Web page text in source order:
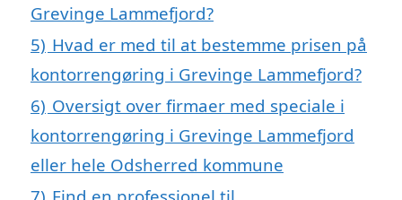
Grevinge Lammefjord?
5) Hvad er med til at bestemme prisen på
kontorrengøring i Grevinge Lammefjord?
6) Oversigt over firmaer med speciale i
kontorrengøring i Grevinge Lammefjord
eller hele Odsherred kommune